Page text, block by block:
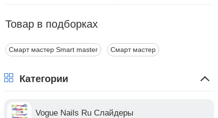
Товар в подборках
Смарт мастер Smart master Смарт мастер
Категории
Vogue Nails Ru Слайдеры